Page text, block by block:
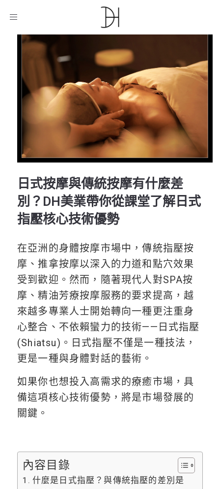
Toggle
課程介紹/
傳統按摩有什麼差別？DH美業帶你從課堂了解日式指壓核
日式按摩與傳統按摩有什麼差
別？DH美業帶你從課堂了解日式
指壓核心技術優勢
在亞洲的身體按摩市場中，傳統指壓按
摩、推拿按摩以深入的力道和點穴效果
受到歡迎。然而，隨著現代人對SPA按
摩、精油芳療按摩服務的要求提高，越
來越多專業人士開始轉向一種更注重身
心整合、不依賴蠻力的技術——日式指壓
(Shiatsu)。日式指壓不僅是一種技法，
更是一種與身體對話的藝術。
如果你也想投入高需求的療癒市場，具
備這項核心技術優勢，將是市場發展的
關鍵。
內容目錄
什麼是日式指壓？與傳統指壓的差別是